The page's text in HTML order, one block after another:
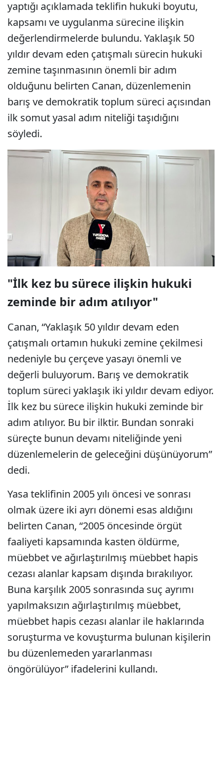
yaptığı açıklamada teklifin hukuki boyutu,
kapsamı ve uygulanma sürecine ilişkin
değerlendirmelerde bulundu. Yaklaşık 50
yıldır devam eden çatışmalı sürecin hukuki
zemine taşınmasının önemli bir adım
olduğunu belirten Canan, düzenlemenin
barış ve demokratik toplum süreci açısından
ilk somut yasal adım niteliği taşıdığını
söyledi.
"İlk kez bu sürece ilişkin hukuki
zeminde bir adım atılıyor"
Canan, “Yaklaşık 50 yıldır devam eden
çatışmalı ortamın hukuki zemine çekilmesi
nedeniyle bu çerçeve yasayı önemli ve
değerli buluyorum. Barış ve demokratik
toplum süreci yaklaşık iki yıldır devam ediyor.
İlk kez bu sürece ilişkin hukuki zeminde bir
adım atılıyor. Bu bir ilktir. Bundan sonraki
süreçte bunun devamı niteliğinde yeni
düzenlemelerin de geleceğini düşünüyorum”
dedi.
Yasa teklifinin 2005 yılı öncesi ve sonrası
olmak üzere iki ayrı dönemi esas aldığını
belirten Canan, “2005 öncesinde örgüt
faaliyeti kapsamında kasten öldürme,
müebbet ve ağırlaştırılmış müebbet hapis
cezası alanlar kapsam dışında bırakılıyor.
Buna karşılık 2005 sonrasında suç ayrımı
yapılmaksızın ağırlaştırılmış müebbet,
müebbet hapis cezası alanlar ile haklarında
soruşturma ve kovuşturma bulunan kişilerin
bu düzenlemeden yararlanması
öngörülüyor” ifadelerini kullandı.